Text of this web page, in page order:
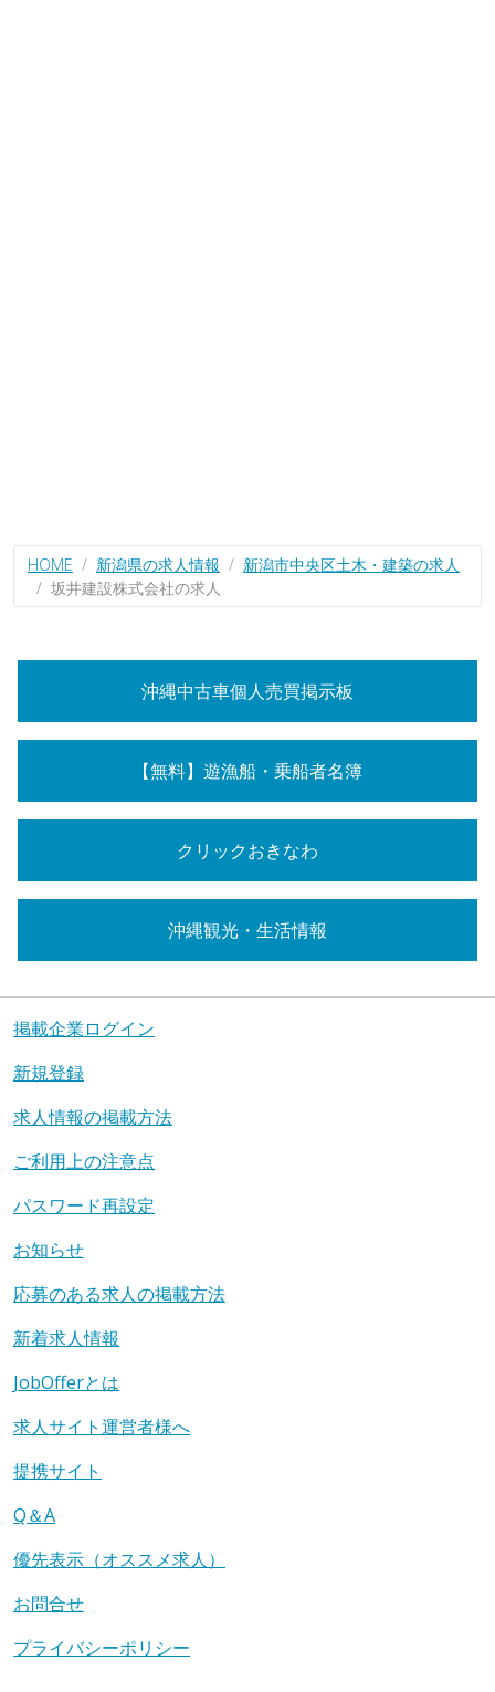
HOME 新潟県の求人情報
新潟市中央区土木・建築の求人
坂井建設株式会社の求人
沖縄中古車個人売買掲示板
【無料】遊漁船・乗船者名簿
クリックおきなわ
沖縄観光・生活情報
掲載企業ログイン
新規登録
求人情報の掲載方法
ご利用上の注意点
パスワード再設定
お知らせ
応募のある求人の掲載方法
新着求人情報
JobOfferとは
求人サイト運営者様へ
提携サイト
Q＆A
優先表示（オススメ求人）
お問合せ
プライバシーポリシー